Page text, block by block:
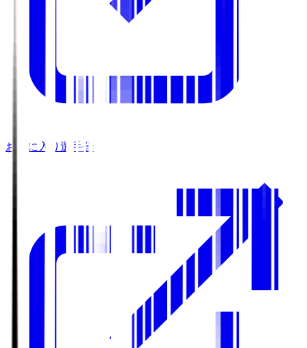
お気に入り選手登録